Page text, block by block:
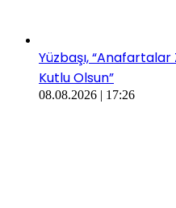
Yüzbaşı, “Anafartalar
Kutlu Olsun”
08.08.2026 | 17:26